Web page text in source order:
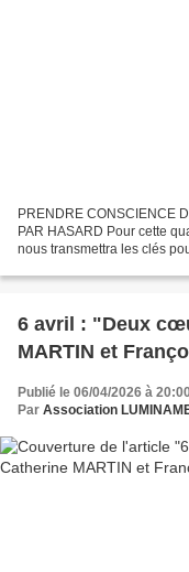
PRENDRE CONSCIENCE
PAR HASARD Pour cette
nous transmettra les clés
6 avril : "Deux
MARTIN et
Publié le 06/04/2026 à
Par Association